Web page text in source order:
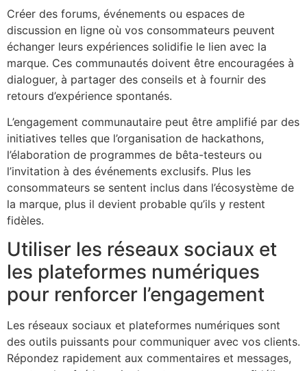
Créer des forums, événements ou espaces de
discussion en ligne où vos consommateurs peuvent
échanger leurs expériences solidifie le lien avec la
marque. Ces communautés doivent être encouragées à
dialoguer, à partager des conseils et à fournir des
retours d’expérience spontanés.
L’engagement communautaire peut être amplifié par des
initiatives telles que l’organisation de hackathons,
l’élaboration de programmes de bêta-testeurs ou
l’invitation à des événements exclusifs. Plus les
consommateurs se sentent inclus dans l’écosystème de
la marque, plus il devient probable qu’ils y restent
fidèles.
Utiliser les réseaux sociaux et
les plateformes numériques
pour renforcer l’engagement
Les réseaux sociaux et plateformes numériques sont
des outils puissants pour communiquer avec vos clients.
Répondez rapidement aux commentaires et messages,